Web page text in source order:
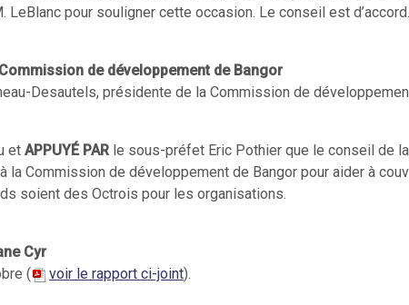
pour souligner cette occasion. Le conseil est d’accord.
de développement de Bangor
Desautels, présidente de la Commission de
et APPUYÉ PAR le sous-préfet Eric Pothier que le conseil de la
la Commission de développement de Bangor pour aider à
soient des Octrois pour les organisations.
Cyr
(
voir le rapport ci-joint).